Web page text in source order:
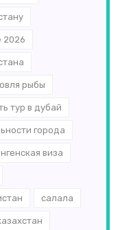
2026
рыбы
тур в дубай
города
виза
салала